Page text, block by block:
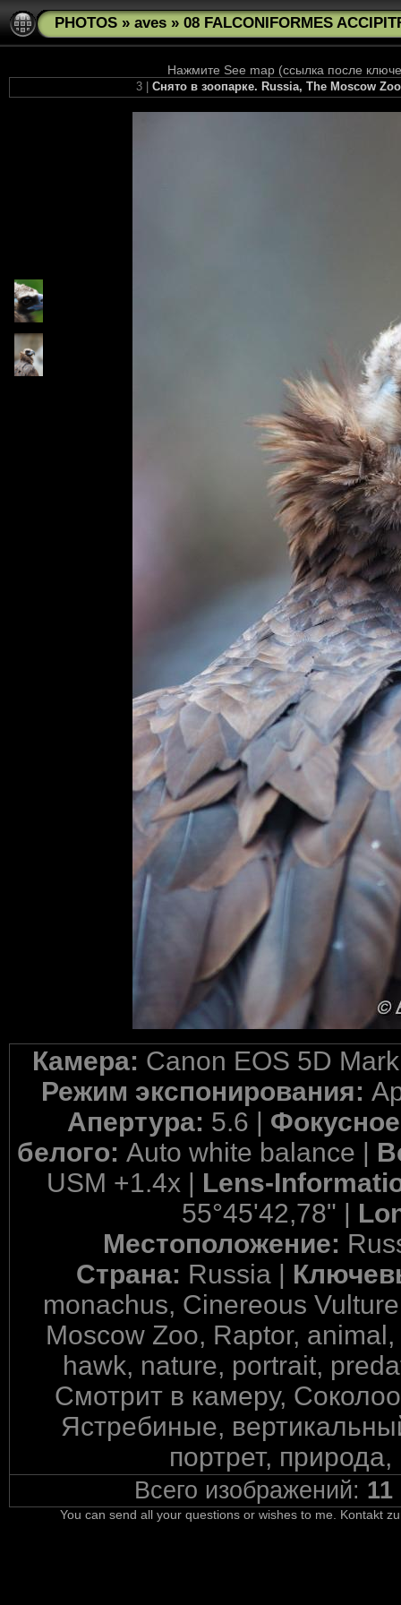
PHOTOS » aves » 08 FALCONIFORMES
Нажмите See map (ссылка после
3 | Снято в зоопарке. Russia, The Moscow
Камера: Canon EOS 5D
Режим экспонирования:
Апертура: 5.6 |
белого: Auto white balance |
USM +1.4x | Lens-
55°45'42,78" |
Местоположение:
Страна: Russia |
monachus, Cinereous
Moscow Zoo, Raptor,
hawk, nature, portrait,
Смотрит в камеру,
Ястребиные,
портрет,
Всего изображений: 11
You can send all your questions or wishes to me. Kontakt